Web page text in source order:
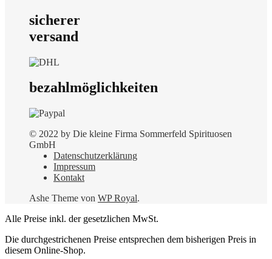
sicherer
versand
bezahlmöglichkeiten
© 2022 by Die kleine Firma Sommerfeld Spirituosen
GmbH
Datenschutzerklärung
Impressum
Kontakt
Ashe Theme von WP Royal.
Alle Preise inkl. der gesetzlichen MwSt.
Die durchgestrichenen Preise entsprechen dem bisherigen Preis in
diesem Online-Shop.